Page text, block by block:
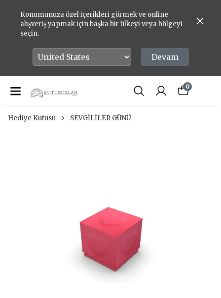
Konumunuza özel içerikleri görmek ve online
alışveriş yapmak için başka bir ülkeyi veya bölgeyi
seçin.
Devam
0
Hediye Kutusu SEVGİLİLER GÜNÜ